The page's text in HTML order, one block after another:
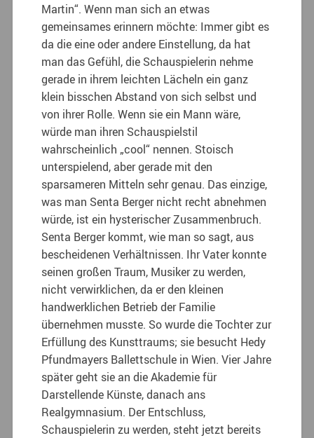
Martin“. Wenn man sich an etwas
gemeinsames erinnern möchte: Immer gibt es
da die eine oder andere Einstellung, da hat
man das Gefühl, die Schauspielerin nehme
gerade in ihrem leichten Lächeln ein ganz
klein bisschen Abstand von sich selbst und
von ihrer Rolle. Wenn sie ein Mann wäre,
würde man ihren Schauspielstil
wahrscheinlich „cool“ nennen. Stoisch
unterspielend, aber gerade mit den
sparsameren Mitteln sehr genau. Das einzige,
was man Senta Berger nicht recht abnehmen
würde, ist ein hysterischer Zusammenbruch.
Senta Berger kommt, wie man so sagt, aus
bescheidenen Verhältnissen. Ihr Vater konnte
seinen großen Traum, Musiker zu werden,
nicht verwirklichen, da er den kleinen
handwerklichen Betrieb der Familie
übernehmen musste. So wurde die Tochter zur
Erfüllung des Kunsttraums; sie besucht Hedy
Pfundmayers Ballettschule in Wien. Vier Jahre
später geht sie an die Akademie für
Darstellende Künste, danach ans
Realgymnasium. Der Entschluss,
Schauspielerin zu werden, steht jetzt bereits